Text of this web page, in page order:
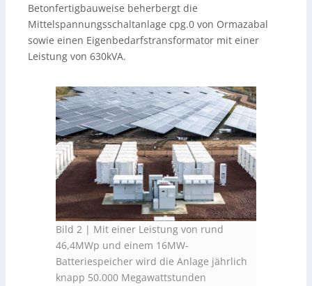
Betonfertigbauweise beherbergt die
Mittelspannungsschaltanlage cpg.0 von Ormazabal
sowie einen Eigenbedarfstransformator mit einer
Leistung von 630kVA.
Bild 2 | Mit einer Leistung von rund
46,4MWp und einem 16MW-
Batteriespeicher wird die Anlage jährlich
knapp 50.000 Megawattstunden